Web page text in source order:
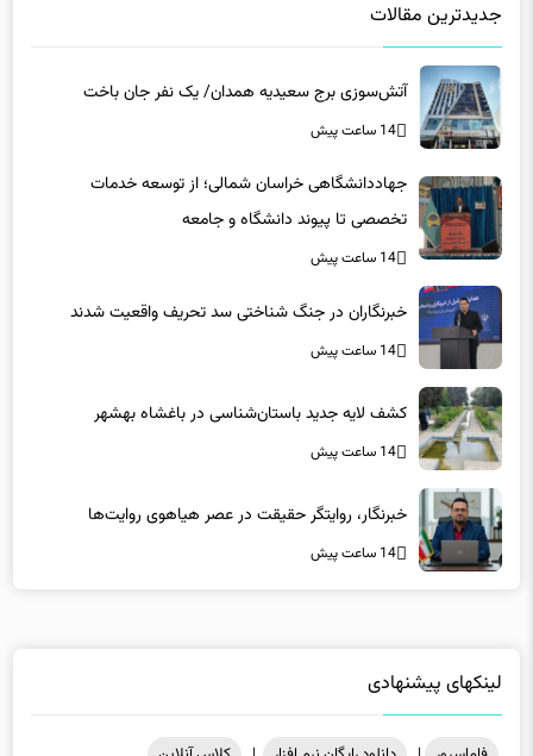
جدیدترین مقالات
آتش‌سوزی برج سعیدیه همدان/ یک نفر جان باخت
14 ساعت پیش
جهاددانشگاهی خراسان شمالی؛ از توسعه خدمات
تخصصی تا پیوند دانشگاه و جامعه
14 ساعت پیش
خبرنگاران در جنگ شناختی سد تحریف واقعیت شدند
14 ساعت پیش
کشف لایه جدید باستان‌شناسی در باغشاه بهشهر
14 ساعت پیش
خبرنگار، روایتگر حقیقت در عصر هیاهوی روایت‌ها
14 ساعت پیش
لینکهای پیشنهادی